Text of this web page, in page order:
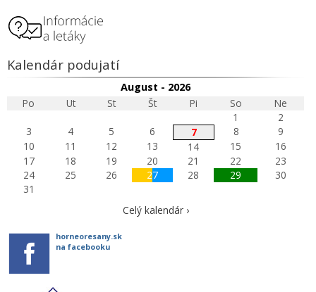
Kalendár podujatí
August - 2026
Po
Ut St Št Pi So
Ne
1
2
3
4 5 6 7 8
9
10
11 12 13 14 15
16
17
18 19 20 21 22
23
24
25 26 27 28 29
30
31
Celý kalendár ›
horneoresany.sk
na facebooku